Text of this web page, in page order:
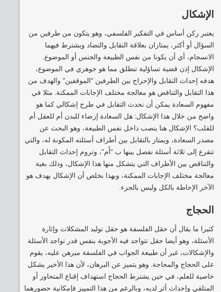
الإشكال
يعتبر ركن أساس في التفكير الفلسفي، وهو يتكون من طرفين من
السؤال أو أكثر، يمتازان بعلاقة التقابل والتضاد ويشترط فيهما
الانسجام، أي أن يكونا من نفس الطبيعة والجنس أو الموضوع.
الإشكال إذن قضية تساؤلية تنطلق مما هو جوهري في الموضوع،
هدفه إحداث التقابل والإحراج بين الطرفين “الموقفين” والهدف من
هذا التقابل والتناقض هو معالجة مختلف الإجابات الممكنة. مثلا في
مفهوم السعادة يمكن أن نحدث التقابل في طرح إشكالي كما هو
واضح من خلال هذا الإشكال: هل السعادة إرضاء للبدن أم للعقل أم
للقلب؟ الإشكال هنا ينصب داخل نفس الطبيعة، وهو البحث عن
مصدر السعادة، ويمتاز بالتقابل بين أطراف أسئلته المكونة له، والتي
تتفرع إلى ثلاثة أسئلة نفصل بينها ب “أَم”، وتروم إحداث التقابل
والتناقض بين الأطراف التي يتشكل منها هذا الإشكال، وذلك بغية
معالجة مختلف الإجابات الممكنة، وبهذا نخلص أن الإشكال يهدف هو
الآخر الإحاطة بالكل وليس بالجزء.
الحجاج
كثيرا ما يقال أن حقل الفلسفة هو حقل توليد المشكلات وإثارة
الأسئلة، وهو أيضا حقل تتواجد فيه الأجوبة بنفس قدر تواجد الأسئلة
والإشكالات، غير أن طبيعة الجواب في الفلسفة مبرهن عليه، يقوم
على الحجاج والمحاجة. وهو يتميز عن البرهان، لأن هذا الأخير يشكل
خاصية للعلم، في حين يشترط الحجاج استهداف إقناع المتحاور أو
المتلقي وإحداث أثر لديه، وبالرغم من هذا التمييز فإمكانية حضورهما